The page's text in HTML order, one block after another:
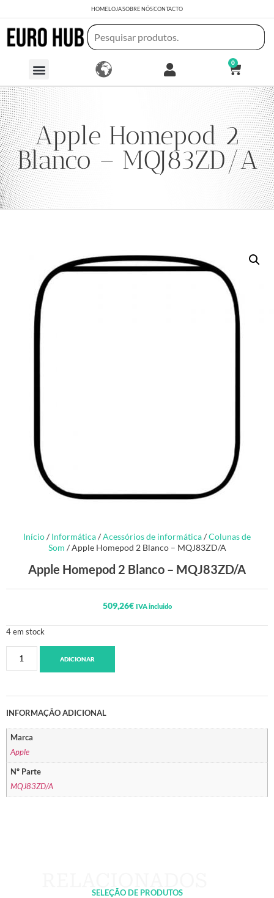
HOMELOJASOBRE NÓSCONTACTO
0
Apple Homepod 2
Blanco – MQJ83ZD/A
Início/ Informática/Acessórios de informática/Colunas de
Som / Apple Homepod 2 Blanco – MQJ83ZD/A
Apple Homepod 2 Blanco – MQJ83ZD/A
509,26€ IVA incluido
4 em stock
ADICIONAR
INFORMAÇÃO ADICIONAL
Marca
Apple
Nº Parte
MQJ83ZD/A
SELEÇÃO DE PRODUTOS